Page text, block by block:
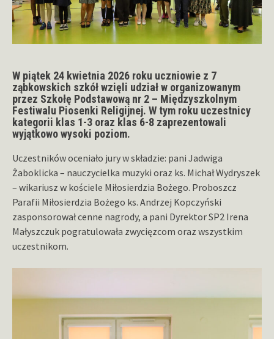
W piątek 24 kwietnia 2026 roku uczniowie z 7
ząbkowskich szkół wzięli udział w organizowanym
przez Szkołę Podstawową nr 2 – Międzyszkolnym
Festiwalu Piosenki Religijnej. W tym roku uczestnicy
kategorii klas 1-3 oraz klas 6-8 zaprezentowali
wyjątkowo wysoki poziom.
Uczestników oceniało jury w składzie: pani Jadwiga
Żaboklicka – nauczycielka muzyki oraz ks. Michał Wydryszek
– wikariusz w kościele Miłosierdzia Bożego. Proboszcz
Parafii Miłosierdzia Bożego ks. Andrzej Kopczyński
zasponsorował cenne nagrody, a pani Dyrektor SP2 Irena
Małyszczuk pogratulowała zwycięzcom oraz wszystkim
uczestnikom.